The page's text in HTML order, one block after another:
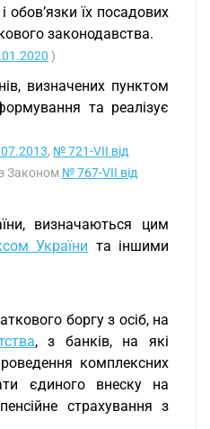
обов’язки їх посадових
законодавства.
)
визначених пунктом
та реалізує
, № 721-VII від
Законом № 767-VII від
визначаються цим
України та іншими
боргу з осіб, на
, з банків, на які
комплексних
єдиного внеску на
страхування з